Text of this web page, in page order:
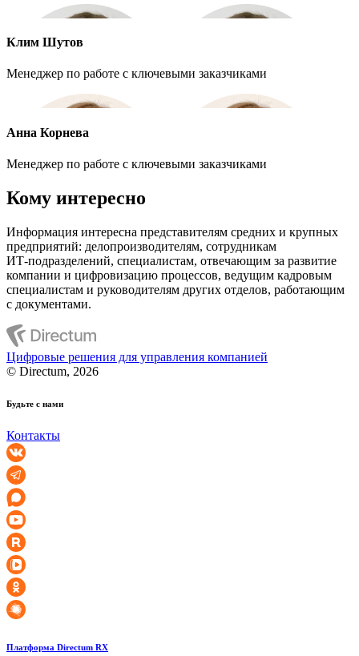
Клим Шутов
Менеджер по работе с ключевыми заказчиками
Анна Корнева
Менеджер по работе с ключевыми заказчиками
Кому интересно
Информация интересна представителям средних и крупных
предприятий: делопроизводителям, сотрудникам
ИТ-подразделений, специалистам, отвечающим за развитие
компании и цифровизацию процессов, ведущим кадровым
специалистам и руководителям других отделов, работающим
с документами.
Цифровые решения для управления компанией
© Directum, 2026
Будьте с нами
Контакты
Платформа Directum RX